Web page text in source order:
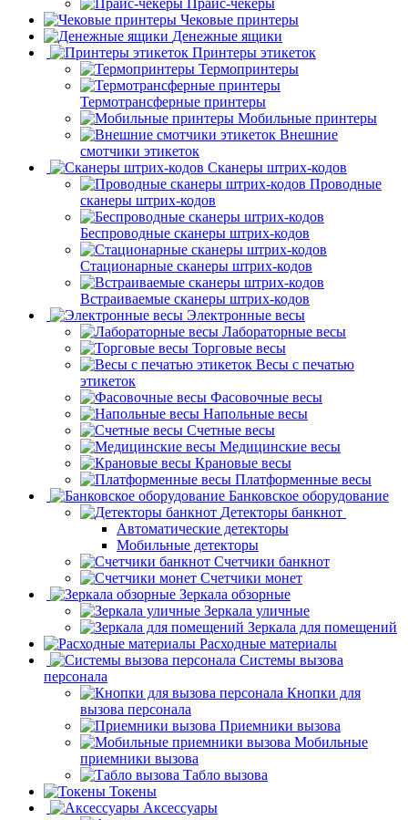
Чековые принтеры
Денежные ящики
Принтеры этикеток
Термопринтеры
Термотрансферные принтеры
Мобильные принтеры
Внешние
смотчики этикеток
Сканеры штрих-кодов
Проводные
сканеры штрих-кодов
Беспроводные сканеры штрих-кодов
Стационарные сканеры штрих-кодов
Встраиваемые сканеры штрих-кодов
Электронные весы
Лабораторные весы
Торговые весы
Весы с печатью
этикеток
Фасовочные весы
Напольные весы
Счетные весы
Медицинские весы
Крановые весы
Платформенные весы
Банковское оборудование
Детекторы банкнот
Автоматические детекторы
Мобильные детекторы
Счетчики банкнот
Счетчики монет
Зеркала обзорные
Зеркала уличные
Зеркала для помещений
Расходные материалы
Системы вызова
персонала
Кнопки для
вызова персонала
Приемники вызова
Мобильные
приемники вызова
Табло вызова
Токены
Аксессуары